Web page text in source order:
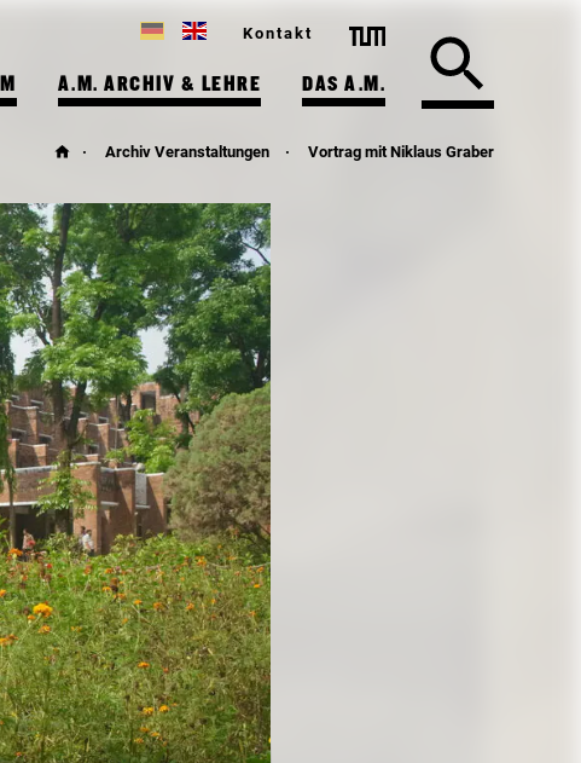
Kontakt
A.M. ARCHIV & LEHRE DAS A.M.
Archiv Veranstaltungen Vortrag mit Niklaus Graber